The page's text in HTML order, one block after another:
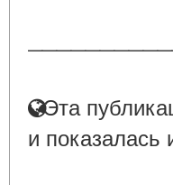
Эта
и показалась